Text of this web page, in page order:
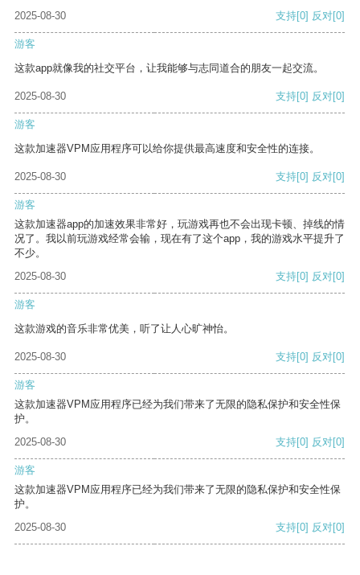
2025-08-30 支持[0] 反对[0]
游客
这款app就像我的社交平台，让我能够与志同道合的朋友一起交流。
2025-08-30 支持[0] 反对[0]
游客
这款加速器VPM应用程序可以给你提供最高速度和安全性的连接。
2025-08-30 支持[0] 反对[0]
游客
这款加速器app的加速效果非常好，玩游戏再也不会出现卡顿、掉线的情
况了。我以前玩游戏经常会输，现在有了这个app，我的游戏水平提升了
不少。
2025-08-30
支持[0] 反对[0]
游客
这款游戏的音乐非常优美，听了让人心旷神怡。
2025-08-30 支持[0] 反对[0]
游客
这款加速器VPM应用程序已经为我们带来了无限的隐私保护和安全性保
护。
2025-08-30
支持[0] 反对[0]
游客
这款加速器VPM应用程序已经为我们带来了无限的隐私保护和安全性保
护。
2025-08-30
支持[0] 反对[0]